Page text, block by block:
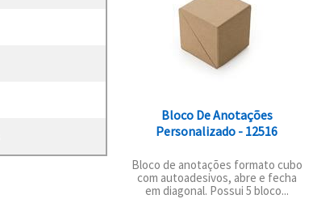
Bloco De Anotações
Personalizado - 12516
Bloco de anotações formato cubo
com autoadesivos, abre e fecha
em diagonal. Possui 5 bloco...